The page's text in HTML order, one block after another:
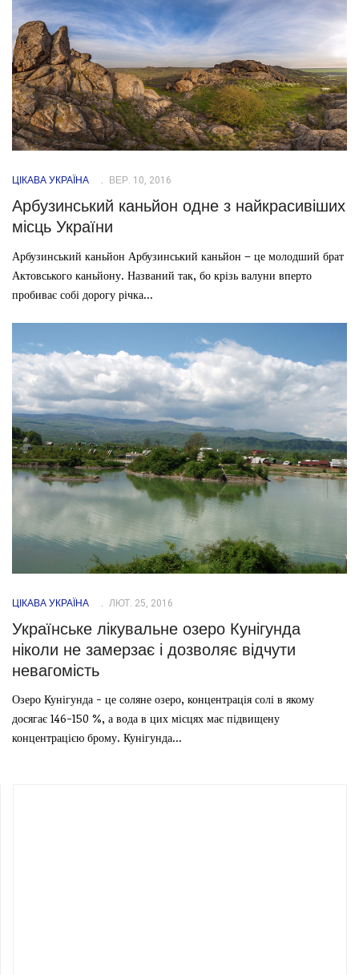
ЦІКАВА УКРАЇНА ВЕР. 10, 2016
Арбузинський каньйон одне з найкрасивіших
місць України
Арбузинський каньйон Арбузинський каньйон – це молодший брат
Актовського каньйону. Названий так, бо крізь валуни вперто
пробиває собі дорогу річка...
ЦІКАВА УКРАЇНА ЛЮТ. 25, 2016
Українське лікувальне озеро Кунігунда
ніколи не замерзає і дозволяє відчути
невагомість
Озеро Кунігунда - це соляне озеро, концентрація солі в якому
досягає 146-150 %, а вода в цих місцях має підвищену
концентрацією брому. Кунігунда...